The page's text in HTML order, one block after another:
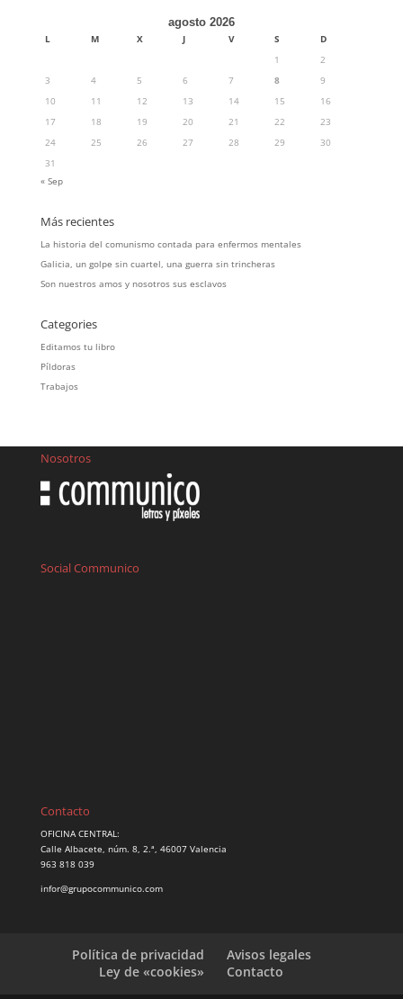
agosto 2026
L M X J V S
D
1
2
3
4 5 6 7 8
9
10
11 12 13 14 15
16
17
18 19 20 21 22
23
24
25 26 27 28 29
30
31
« Sep
Más recientes
La historia del comunismo contada para enfermos mentales
Galicia, un golpe sin cuartel, una guerra sin trincheras
Son nuestros amos y nosotros sus esclavos
Categories
Editamos tu libro
Píldoras
Trabajos
Nosotros
Social Communico
Contacto
OFICINA CENTRAL:
Calle Albacete, núm. 8, 2.ª, 46007 Valencia
963 818 039
infor@grupocommunico.com
Política de privacidad
Avisos legales
Ley de «cookies»
Contacto